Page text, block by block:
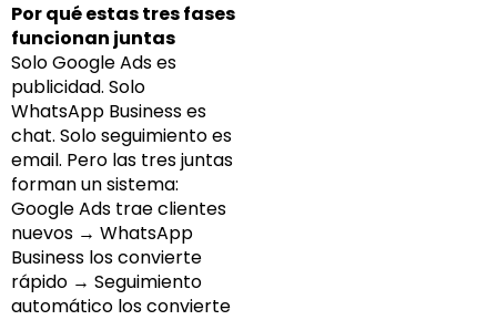
Por qué estas tres fases
funcionan juntas
Solo Google Ads es
publicidad. Solo
WhatsApp Business es
chat. Solo seguimiento es
email. Pero las tres juntas
forman un sistema:
Google Ads trae clientes
nuevos → WhatsApp
Business los convierte
rápido → Seguimiento
automático los convierte